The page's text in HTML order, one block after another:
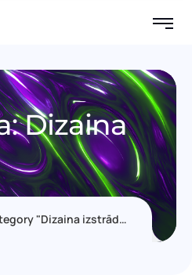
Dizaina
"Dizaina izstrāde"